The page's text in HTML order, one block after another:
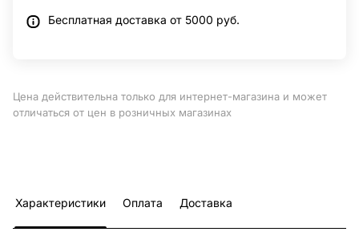
Бесплатная доставка от 5000 руб.
Цена действительна только для интернет-магазина и может
отличаться от цен в розничных магазинах
Характеристики Оплата Доставка